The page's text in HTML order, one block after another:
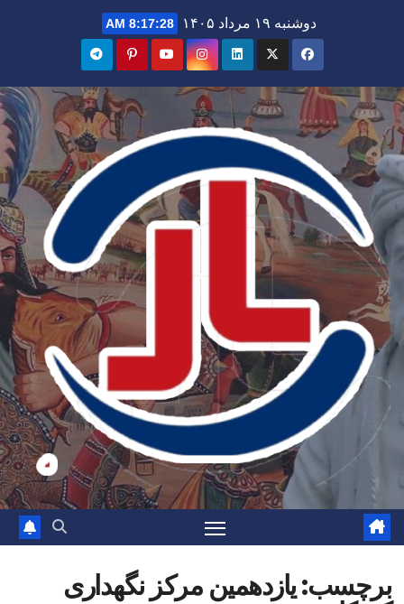
دوشنبه ۱۹ مرداد ۱۴۰۵ 8:17:30 AM
برچسب:یازدهمین مرکز نگهداری